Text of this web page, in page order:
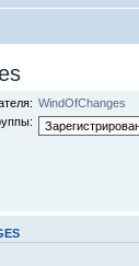
WindOfChanges